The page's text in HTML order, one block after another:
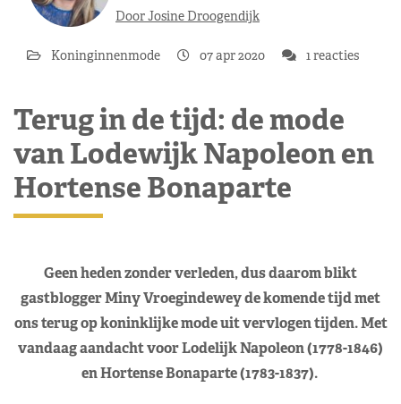
Door Josine Droogendijk
Koninginnenmode 07 apr 2020 1 reacties
Terug in de tijd: de mode
van Lodewijk Napoleon en
Hortense Bonaparte
Geen heden zonder verleden, dus daarom blikt
gastblogger Miny Vroegindewey de komende tijd met
ons terug op koninklijke mode uit vervlogen tijden. Met
vandaag aandacht voor Lodelijk Napoleon (1778-1846)
en Hortense Bonaparte (1783-1837).